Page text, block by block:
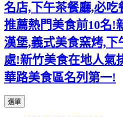
名店,下午茶餐廳,必吃
推薦熱門美食前10名!
漢堡,義式美食窯烤,下
處!新竹美食在地人氣
華路美食區名列第一!
選單